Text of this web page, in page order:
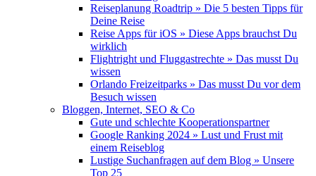
Reiseplanung Roadtrip » Die 5 besten Tipps für
Deine Reise
Reise Apps für iOS » Diese Apps brauchst Du
wirklich
Flightright und Fluggastrechte » Das musst Du
wissen
Orlando Freizeitparks » Das musst Du vor dem
Besuch wissen
Bloggen, Internet, SEO & Co
Gute und schlechte Kooperationspartner
Google Ranking 2024 » Lust und Frust mit
einem Reiseblog
Lustige Suchanfragen auf dem Blog » Unsere
Top 25